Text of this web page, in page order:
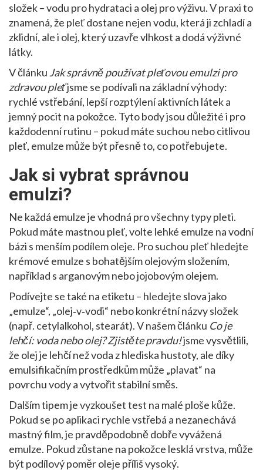
složek – vodu pro hydrataci a olej pro výživu. V praxi to
znamená, že pleť dostane nejen vodu, která ji zchladí a
zklidní, ale i olej, který uzavře vlhkost a dodá výživné
látky.
V článku Jak správně používat pleťovou emulzi pro
zdravou pleťjsme se podívali na základní výhody:
rychlé vstřebání, lepší rozptýlení aktivních látek a
jemný pocit na pokožce. Tyto body jsou důležité i pro
každodenní rutinu – pokud máte suchou nebo citlivou
pleť, emulze může být přesně to, co potřebujete.
Jak si vybrat správnou
emulzi?
Ne každá emulze je vhodná pro všechny typy pleti.
Pokud máte mastnou pleť, volte lehké emulze na vodní
bázi s menším podílem oleje. Pro suchou pleť hledejte
krémové emulze s bohatějším olejovým složením,
například s arganovým nebo jojobovým olejem.
Podívejte se také na etiketu – hledejte slova jako
„emulze“, „olej‑v‑vodi“ nebo konkrétní názvy složek
(např. cetylalkohol, stearát). V našem článku Co je
lehčí: voda nebo olej? Zjistěte pravdu!jsme vysvětlili,
že olej je lehčí než voda z hlediska hustoty, ale díky
emulsifikačním prostředkům může „plavat“ na
povrchu vody a vytvořit stabilní směs.
Dalším tipem je vyzkoušet test na malé ploše kůže.
Pokud se po aplikaci rychle vstřebá a nezanechává
mastný film, je pravděpodobně dobře vyvážená
emulze. Pokud zůstane na pokožce lesklá vrstva, může
být podílový poměr oleje příliš vysoký.